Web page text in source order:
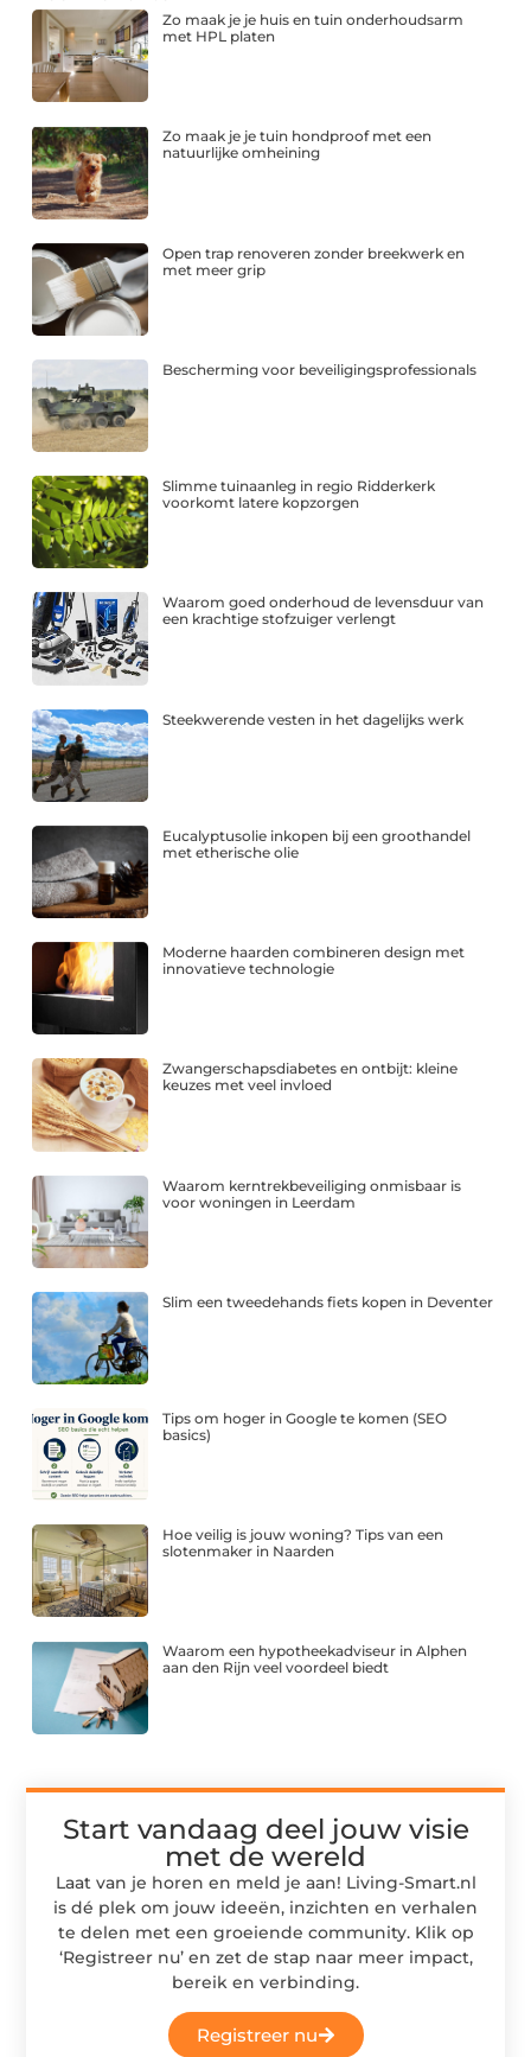
Zo maak je je huis en tuin onderhoudsarm
met HPL platen
Zo maak je je tuin hondproof met een
natuurlijke omheining
Open trap renoveren zonder breekwerk en
met meer grip
Bescherming voor beveiligingsprofessionals
Slimme tuinaanleg in regio Ridderkerk
voorkomt latere kopzorgen
Waarom goed onderhoud de levensduur van
een krachtige stofzuiger verlengt
Steekwerende vesten in het dagelijks werk
Eucalyptusolie inkopen bij een groothandel
met etherische olie
Moderne haarden combineren design met
innovatieve technologie
Zwangerschapsdiabetes en ontbijt: kleine
keuzes met veel invloed
Waarom kerntrekbeveiliging onmisbaar is
voor woningen in Leerdam
Slim een tweedehands fiets kopen in Deventer
Tips om hoger in Google te komen (SEO
basics)
Hoe veilig is jouw woning? Tips van een
slotenmaker in Naarden
Waarom een hypotheekadviseur in Alphen
aan den Rijn veel voordeel biedt
Start vandaag deel jouw visie
met de wereld
Laat van je horen en meld je aan! Living-Smart.nl
is dé plek om jouw ideeën, inzichten en verhalen
te delen met een groeiende community. Klik op
‘Registreer nu’ en zet de stap naar meer impact,
bereik en verbinding.
Registreer nu